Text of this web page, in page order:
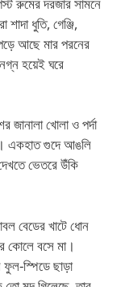
শাদা ধুতি, গেঞ্জি,
আছে মার পরনের
নগ্ন হয়েই ঘরে
খোলা ও পর্দা
একহাত গুদে আঙলি
ভেতরে উঁকি
বেডের খাটে ধোন
কোলে বসে মা।
স্পিডে ছাড়া